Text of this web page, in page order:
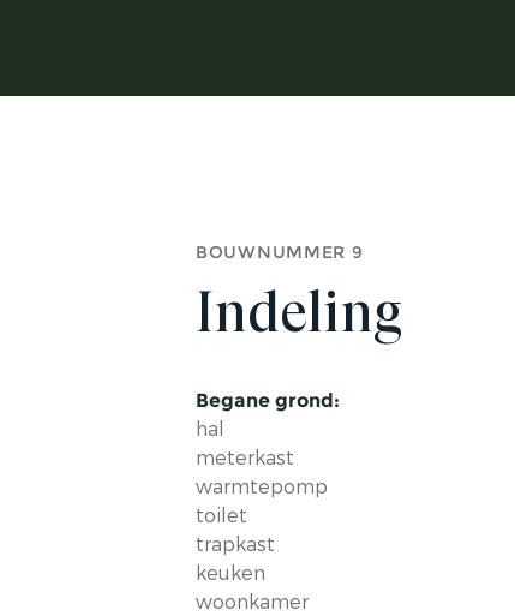
BOUWNUMMER 9
Indeling
Begane grond:
hal
meterkast
warmtepomp
toilet
trapkast
keuken
woonkamer